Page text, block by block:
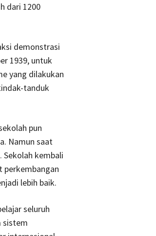
dari 1200
demonstrasi
1939, untuk
yang dilakukan
tanduk
pun
Namun saat
Sekolah kembali
lebih baik.
seluruh
sistem